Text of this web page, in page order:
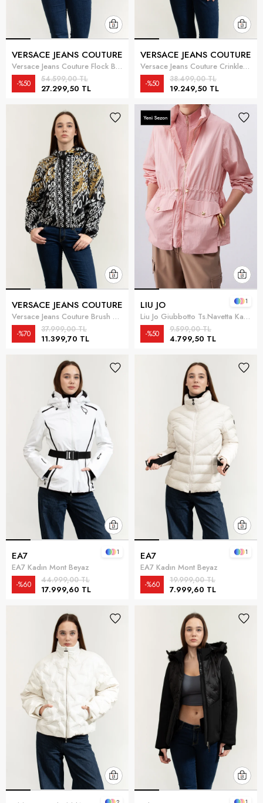
VERSACE JEANS COUTURE
Versace Jeans Couture Flock Barocco Jacket Kadın Mont Siyah
27.299,50 TL
54.599,00 TL
%50
VERSACE JEANS COUTURE
Versace Jeans Couture Crinkle Argyle NL Jacket Kadın Mont Siyah
19.249,50 TL
38.499,00 TL
%50
VERSACE JEANS COUTURE
Versace Jeans Couture Brush Kadın Mont Siyah
11.399,70 TL
37.999,00 TL
%70
LIU JO
Liu Jo Giubbotto Ts.Navetta Kadın Mont Çok Renkli
4.799,50 TL
9.599,00 TL
%50
1
EA7
EA7 Kadın Mont Beyaz
17.999,60 TL
44.999,00 TL
%60
1 EA7
EA7 Kadın Mont Beyaz
7.999,60 TL
19.999,00 TL
%60
1